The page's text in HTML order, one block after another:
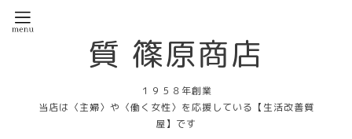
質 篠原商店
１９５８年創業
当店は〈主婦〉や〈働く女性〉を応援している【生活改善質
屋】です